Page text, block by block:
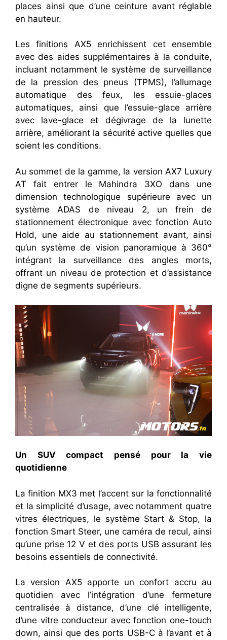
places ainsi que d’une ceinture avant réglable
en hauteur.
Les finitions AX5 enrichissent cet ensemble
avec des aides supplémentaires à la conduite,
incluant notamment le système de surveillance
de la pression des pneus (TPMS), l’allumage
automatique des feux, les essuie-glaces
automatiques, ainsi que l’essuie-glace arrière
avec lave-glace et dégivrage de la lunette
arrière, améliorant la sécurité active quelles que
soient les conditions.
Au sommet de la gamme, la version AX7 Luxury
AT fait entrer le Mahindra 3XO dans une
dimension technologique supérieure avec un
système ADAS de niveau 2, un frein de
stationnement électronique avec fonction Auto
Hold, une aide au stationnement avant, ainsi
qu’un système de vision panoramique à 360°
intégrant la surveillance des angles morts,
offrant un niveau de protection et d’assistance
digne de segments supérieurs.
Un SUV compact pensé pour la vie
quotidienne
La finition MX3 met l’accent sur la fonctionnalité
et la simplicité d’usage, avec notamment quatre
vitres électriques, le système Start & Stop, la
fonction Smart Steer, une caméra de recul, ainsi
qu’une prise 12 V et des ports USB assurant les
besoins essentiels de connectivité.
La version AX5 apporte un confort accru au
quotidien avec l’intégration d’une fermeture
centralisée à distance, d’une clé intelligente,
d’une vitre conducteur avec fonction one-touch
down, ainsi que des ports USB-C à l’avant et à